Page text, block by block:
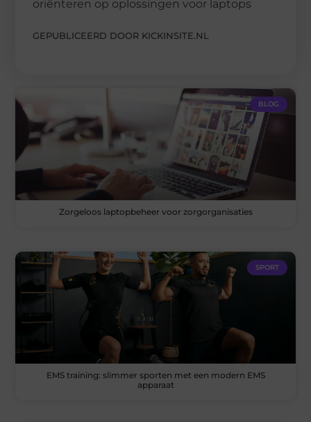
oriënteren op oplossingen voor laptops
GEPUBLICEERD DOOR KICKINSITE.NL
BLOG
Zorgeloos laptopbeheer voor zorgorganisaties
SPORT
EMS training: slimmer sporten met een modern EMS
apparaat